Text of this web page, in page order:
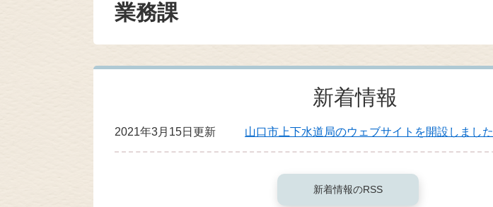
業務課
新着情報
2021年3月15日更新 山口市上下水道局のウェブサイトを開設しました
新着情報のRSS